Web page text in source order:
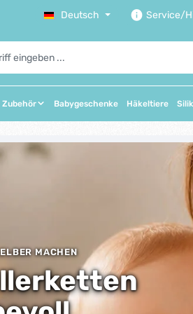
Deutsch Service/
Zubehör Babygeschenke Häkeltiere
MACHEN